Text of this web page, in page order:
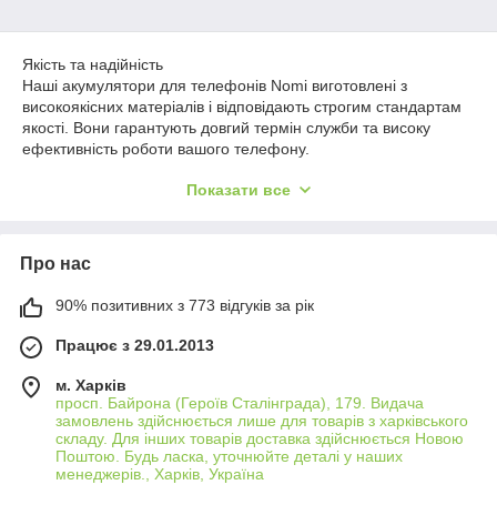
Якість та надійність
Наші акумулятори для телефонів Nomi виготовлені з
високоякісних матеріалів і відповідають строгим стандартам
якості. Вони гарантують довгий термін служби та високу
ефективність роботи вашого телефону.
моделей телефонів Nomi, так і для пристроїв більш ранніх
випусків.
Переваги використання
Використання оригінальних акумуляторів для телефонів
Nomi забезпечує не тільки тривалу роботу без підзарядки,
але й безпеку для вашого пристрою, запобігаючи ризик
перегріву та набряку батареї.
Поради щодо вибору
При виборі акумулятора зверніть увагу на його ємність (mAh),
Показати все
Про нас
90% позитивних з 773 відгуків за рік
Працює з 29.01.2013
м. Харків
просп. Байрона (Героїв Сталінграда), 179. Видача
замовлень здійснюється лише для товарів з харківського
складу. Для інших товарів доставка здійснюється Новою
Поштою. Будь ласка, уточнюйте деталі у наших
менеджерів., Харків, Україна